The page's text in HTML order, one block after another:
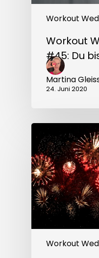
Workout
Workout
#45: Du
Martina
24. Juni 2020
Workout
Workout
Wednesday
#44:
Alles
eine
Sache
der
Gewohnheit